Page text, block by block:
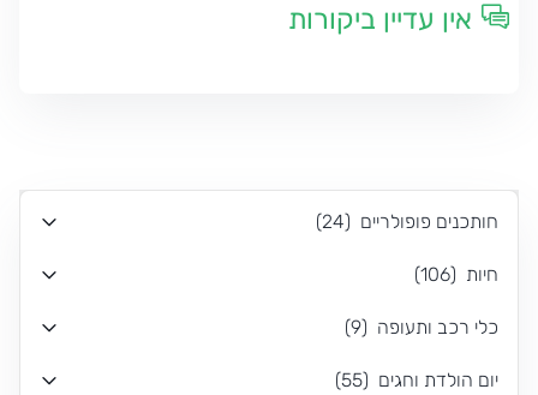
אין עדיין ביקורות
חותכנים פופולריים (
24
)
חיות (
106
)
כלי רכב ותעופה (
9
)
יום הולדת וחגים (
55
)